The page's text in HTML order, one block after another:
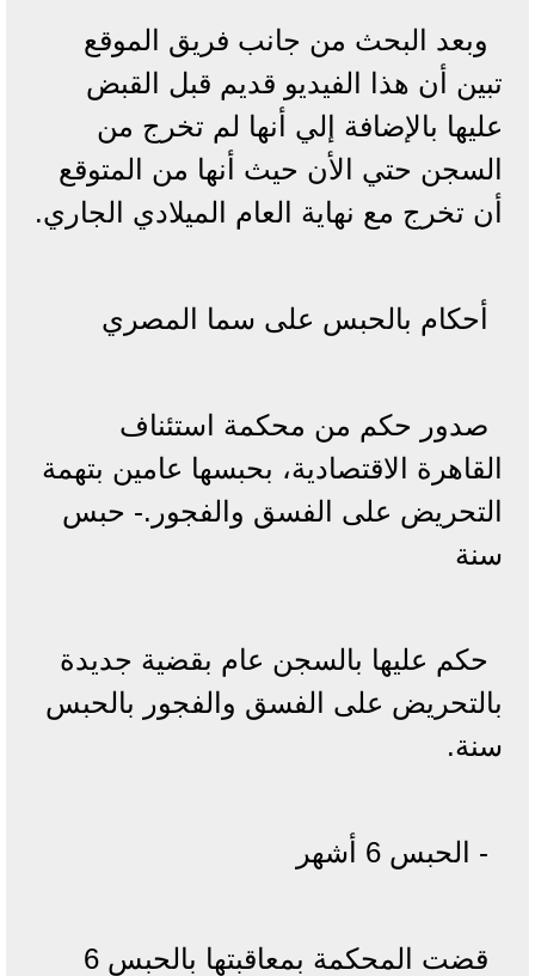
وبعد البحث من جانب فريق الموقع
تبين أن هذا الفيديو قديم قبل القبض
عليها بالإضافة إلي أنها لم تخرج من
السجن حتي الأن حيث أنها من المتوقع
أن تخرج مع نهاية العام الميلادي الجاري.
أحكام بالحبس على سما المصري
صدور حكم من محكمة استئناف
القاهرة الاقتصادية، بحبسها عامين بتهمة
التحريض على الفسق والفجور.- حبس
سنة
حكم عليها بالسجن عام بقضية جديدة
بالتحريض على الفسق والفجور بالحبس
سنة.
- الحبس 6 أشهر
قضت المحكمة بمعاقبتها بالحبس 6